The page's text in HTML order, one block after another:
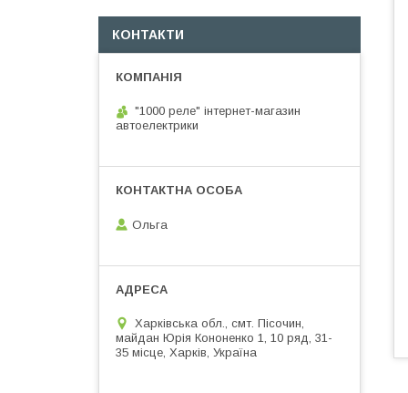
КОНТАКТИ
"1000 реле" інтернет-магазин
автоелектрики
Ольга
Харківська обл., смт. Пісочин,
майдан Юрія Кононенко 1, 10 ряд, 31-
35 місце, Харків, Україна